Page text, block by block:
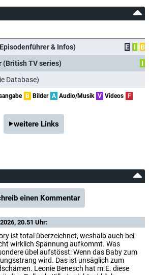
& Infos) E I
B
(British TV series)
I
Database)
B Bilder A Audio/Musik V Videos
F
weitere Links
einen Kommentar
20.51 Uhr:
ist total überzeichnet, weshalb auch bei
wirklich Spannung aufkommt. Was
übel aufstösst: Wenn das Baby zum
wird. Das ist unsäglich zum
Leonie Benesch hat m.E. diese